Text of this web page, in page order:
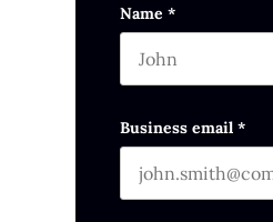
LinkedIn
Name *
Business email*